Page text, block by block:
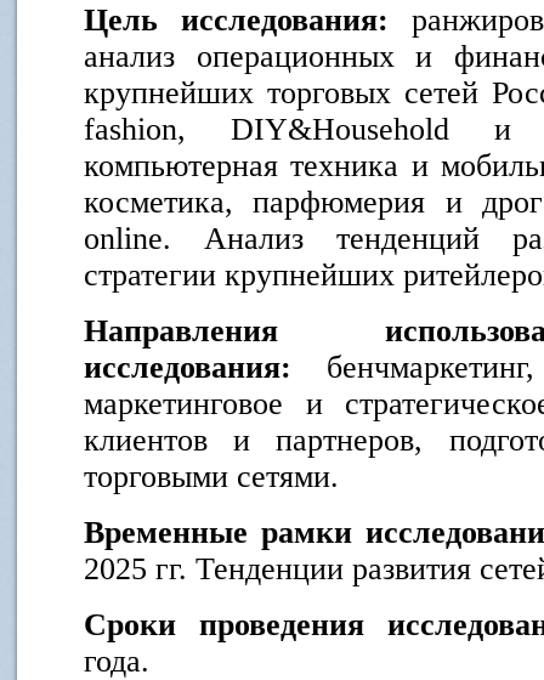
Цель исследования:
анализ операционных и
крупнейших торговых сетей
fashion, DIY&Household
компьютерная техника и
косметика, парфюмерия и
online. Анализ тенденций
стратегии крупнейших
Направления
исследования:
маркетинговое и
клиентов и партнеров,
торговыми сетями.
Временные рамки
2025 гг. Тенденции развития
Сроки проведения
года.